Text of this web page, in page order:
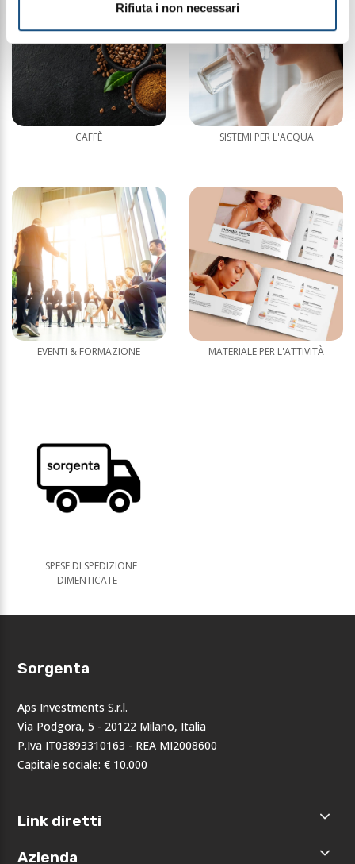
Rifiuta i non necessari
CAFFÈ SISTEMI PER L'ACQUA
EVENTI & FORMAZIONE MATERIALE PER L'ATTIVITÀ
SPESE DI SPEDIZIONE
DIMENTICATE
Sorgenta
Aps Investments S.r.l.
Via Podgora, 5 - 20122 Milano, Italia
P.Iva IT03893310163 - REA MI2008600
Capitale sociale: € 10.000
Link diretti
Home
Azienda